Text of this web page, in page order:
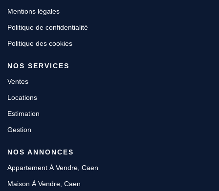
Mentions légales
Politique de confidentialité
Politique des cookies
NOS SERVICES
Ventes
Locations
Estimation
Gestion
NOS ANNONCES
Appartement À Vendre, Caen
Maison À Vendre, Caen